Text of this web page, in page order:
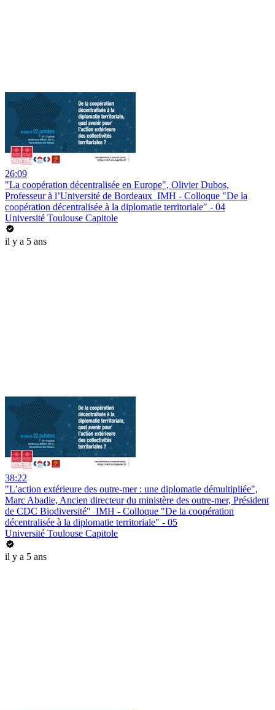
26:09
"La coopération décentralisée en Europe", Olivier Dubos,
Professeur à l’Université de Bordeaux_IMH - Colloque "De la
coopération décentralisée à la diplomatie territoriale" - 04
Université Toulouse Capitole
il y a 5 ans
38:22
"L’action extérieure des outre-mer : une diplomatie démultipliée",
Marc Abadie, Ancien directeur du ministère des outre-mer, Président
de CDC Biodiversité"_IMH - Colloque "De la coopération
décentralisée à la diplomatie territoriale" - 05
Université Toulouse Capitole
il y a 5 ans